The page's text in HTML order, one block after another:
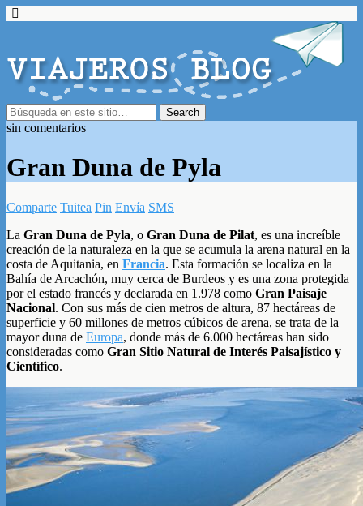
sin comentarios
Gran Duna de Pyla
Comparte Tuitea Pin Envía SMS
La Gran Duna de Pyla, o Gran Duna de Pilat, es una increíble
creación de la naturaleza en la que se acumula la arena natural en la
costa de Aquitania, en Francia. Esta formación se localiza en la
Bahía de Arcachón, muy cerca de Burdeos y es una zona protegida
por el estado francés y declarada en 1.978 como Gran Paisaje
Nacional. Con sus más de cien metros de altura, 87 hectáreas de
superficie y 60 millones de metros cúbicos de arena, se trata de la
mayor duna de Europa, donde más de 6.000 hectáreas han sido
consideradas como Gran Sitio Natural de Interés Paisajístico y
Científico.